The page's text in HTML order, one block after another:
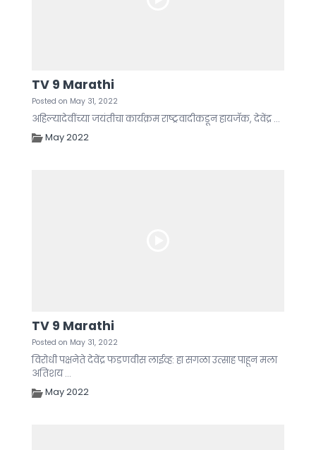
TV 9 Marathi
Posted on May 31, 2022
अहिल्यादेवींच्या जयंतीचा कार्यक्रम राष्ट्रवादीकडून हायजॅक, देवेंद्र ...
May 2022
TV 9 Marathi
Posted on May 31, 2022
विरोधी पक्षनेते देवेंद्र फडणवीस लाईव्ह: हा सगळा उत्साह पाहून मला
अतिशय ...
May 2022